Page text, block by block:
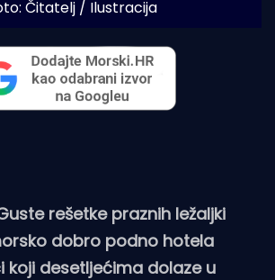
Čitatelj / Ilustracija
rešetke praznih ležaljki
dobro podno hotela
koji desetljećima dolaze u